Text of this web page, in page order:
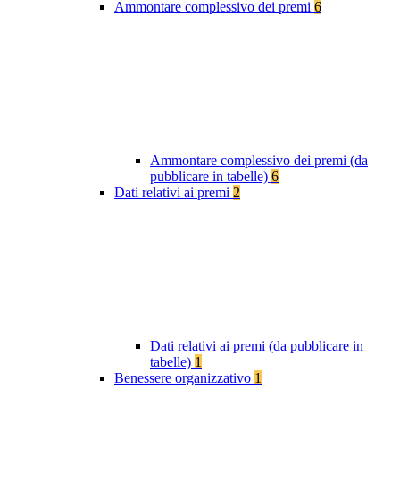
Ammontare complessivo dei premi 6
Ammontare complessivo dei premi (da
pubblicare in tabelle) 6
Dati relativi ai premi 2
Dati relativi ai premi (da pubblicare in
tabelle) 1
Benessere organizzativo 1